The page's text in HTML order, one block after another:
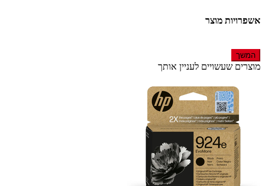
אשפרויות מוצר
המשך
מוצרים שעשויים לעניין אותך